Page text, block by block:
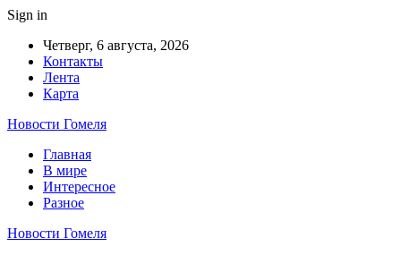
Sign in
Четверг, 6 августа, 2026
Контакты
Лента
Карта
Новости Гомеля
Главная
В мире
Интересное
Разное
Новости Гомеля